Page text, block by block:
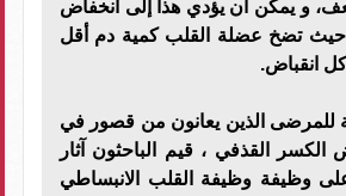
و يمكن أن يؤدي هذا إلى انخفاض
حيث تضخ عضلة القلب كمية دم أقل
انقباض.
للمرضى الذين يعانون من قصور في
الكسر القذفي ، قيم الباحثون آثار
وظيفة وظيفة القلب الانبساطي